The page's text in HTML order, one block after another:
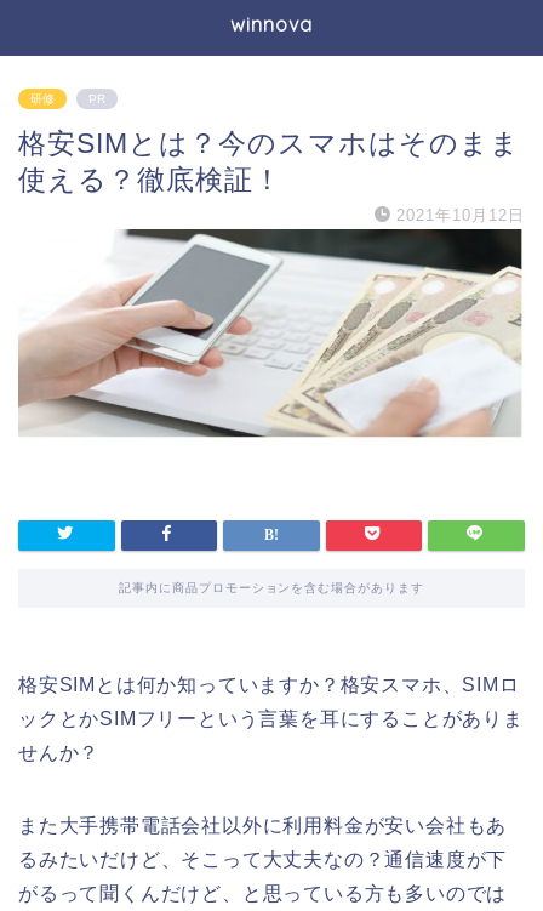
winnova
研修 PR
格安SIMとは？今のスマホはそのまま
使える？徹底検証！
2021年10月12日
記事内に商品プロモーションを含む場合があります
格安SIMとは何か知っていますか？格安スマホ、SIMロ
ックとかSIMフリーという言葉を耳にすることがありま
せんか？
また大手携帯電話会社以外に利用料金が安い会社もあ
るみたいだけど、そこって大丈夫なの？通信速度が下
がるって聞くんだけど、と思っている方も多いのでは